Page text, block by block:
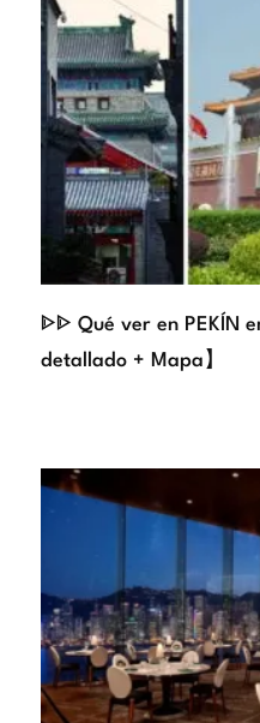
ᐈᐈ Qué ver en PEKÍN
detallado + Mapa】